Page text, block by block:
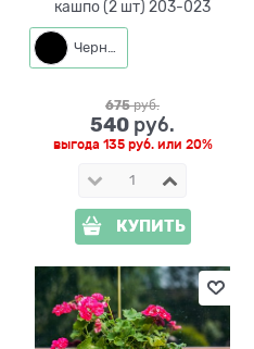
кашпо (2 шт) 203-023
Черный
675 руб.
540 руб.
выгода 135 руб.или 20%
КУПИТЬ